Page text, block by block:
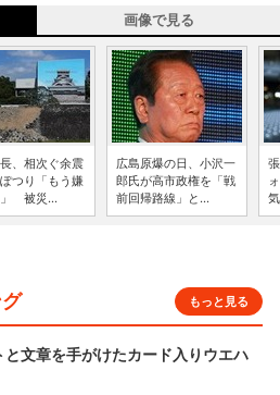
画像で見る
、相次ぐ余震
つり「もう嫌
」 被災...
広島原爆の日、小沢一
郎氏が高市政権を「戦
前回帰路線」と...
もっと見る
文章を手がけたカード入りウエハ